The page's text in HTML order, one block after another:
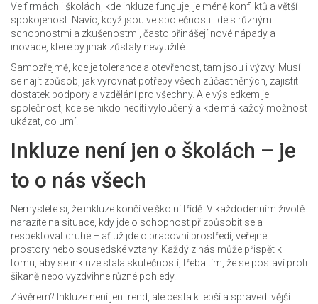
Ve firmách i školách, kde inkluze funguje, je méně konfliktů a větší
spokojenost. Navíc, když jsou ve společnosti lidé s různými
schopnostmi a zkušenostmi, často přinášejí nové nápady a
inovace, které by jinak zůstaly nevyužité.
Samozřejmě, kde je tolerance a otevřenost, tam jsou i výzvy. Musí
se najít způsob, jak vyrovnat potřeby všech zúčastněných, zajistit
dostatek podpory a vzdělání pro všechny. Ale výsledkem je
společnost, kde se nikdo necítí vyloučený a kde má každý možnost
ukázat, co umí.
Inkluze není jen o školách – je
to o nás všech
Nemyslete si, že inkluze končí ve školní třídě. V každodenním životě
narazíte na situace, kdy jde o schopnost přizpůsobit se a
respektovat druhé – ať už jde o pracovní prostředí, veřejné
prostory nebo sousedské vztahy. Každý z nás může přispět k
tomu, aby se inkluze stala skutečností, třeba tím, že se postaví proti
šikaně nebo vyzdvihne různé pohledy.
Závěrem? Inkluze není jen trend, ale cesta k lepší a spravedlivější